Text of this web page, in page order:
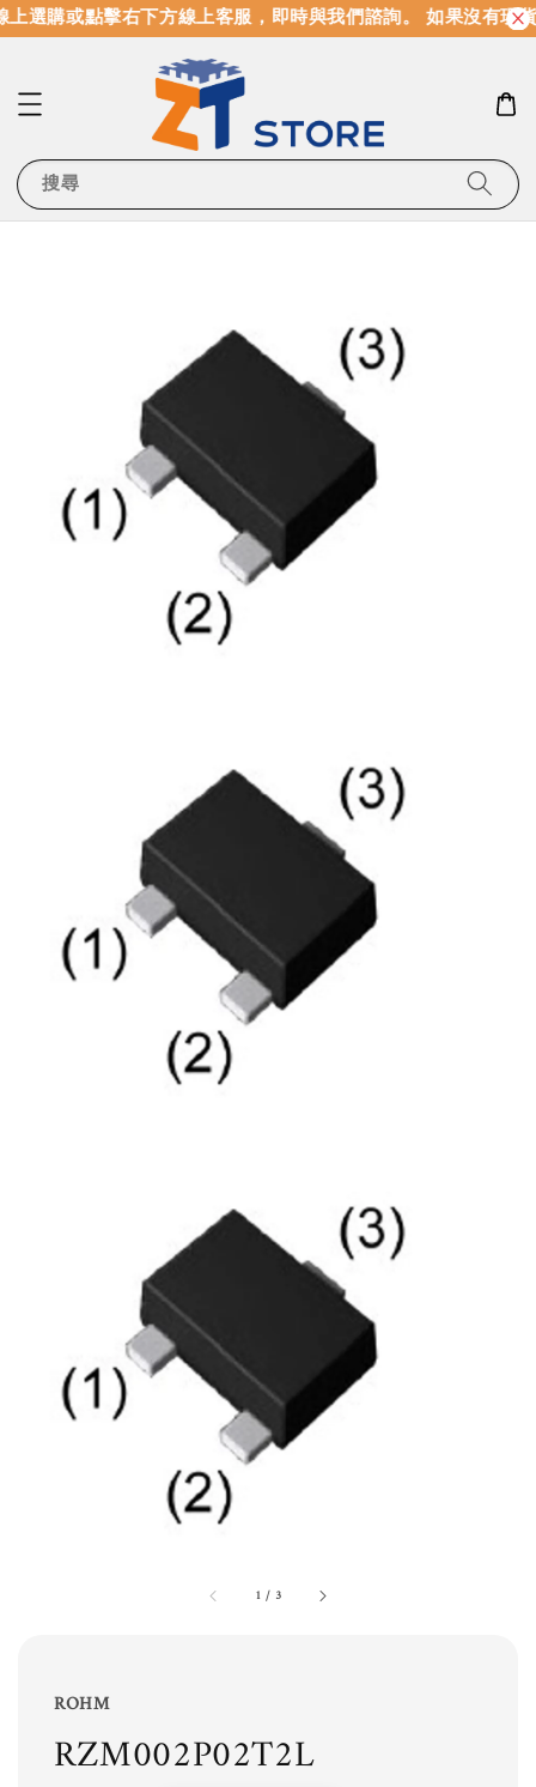
選購或點擊右下方線上客服，即時與我們諮詢。 如果沒有現
搜尋
1 / 3
ROHM
RZM002P02T2L